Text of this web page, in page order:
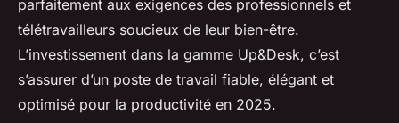
parfaitement aux exigences des professionnels et
télétravailleurs soucieux de leur bien-être.
L’investissement dans la gamme Up&Desk, c’est
s’assurer d’un poste de travail fiable, élégant et
optimisé pour la productivité en 2025.